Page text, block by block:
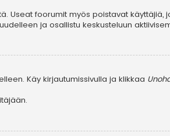
Useat foorumit myös poistavat
ja osallistu keskusteluun
Käy kirjautumissivulla ja klikkaa